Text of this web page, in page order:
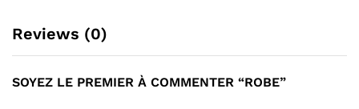
Reviews (0)
SOYEZ LE PREMIER À COMMENTER “ROBE”